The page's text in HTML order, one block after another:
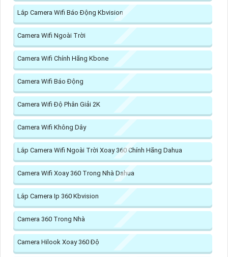
Lắp Camera Wifi Báo Động Kbvision
Camera Wifi Ngoài Trời
Camera Wifi Chính Hãng Kbone
Camera Wifi Báo Động
Camera Wifi Độ Phân Giải 2K
Camera Wifi Không Dây
Lắp Camera Wifi Ngoài Trời Xoay 360 Chính Hãng Dahua
Camera Wifi Xoay 360 Trong Nhà Dahua
Lắp Camera Ip 360 Kbvision
Camera 360 Trong Nhà
Camera Hilook Xoay 360 Độ